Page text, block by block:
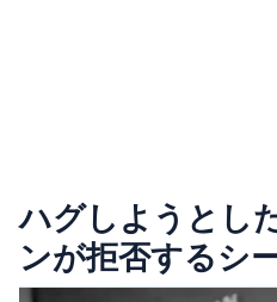
ハグしようとし
ンが拒否するシ